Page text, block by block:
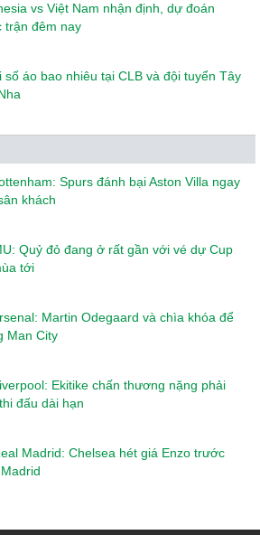
vs Việt Nam nhận định, dự đoán
trận đêm nay
số áo bao nhiêu tại CLB và đội tuyển Tây
Spurs đánh bại Aston Villa ngay
khách
Quỷ đỏ đang ở rất gần với vé dự Cup
tới
Martin Odegaard và chìa khóa để
Man City
Ekitike chấn thương nặng phải
đấu dài hạn
Madrid: Chelsea hét giá Enzo trước